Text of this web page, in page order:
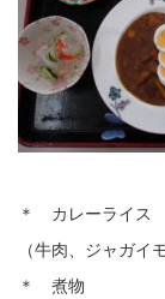
＊ カレーライス
（牛肉、ジャガイ
＊ 煮物